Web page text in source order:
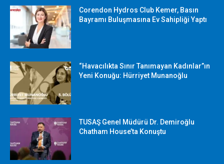
Corendon Hydros Club Kemer, Basın
Bayramı Buluşmasına Ev Sahipliği Yaptı
“Havacılıkta Sınır Tanımayan Kadınlar”ın
Yeni Konuğu: Hürriyet Munanoğlu
TUSAŞ Genel Müdürü Dr. Demiroğlu
Chatham House’ta Konuştu